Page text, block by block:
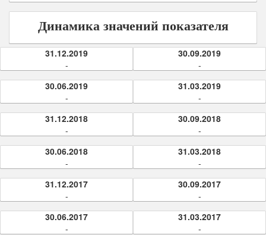
Динамика значений показателя
31.12.2019
-
30.09.2019
-
30.06.2019
-
31.03.2019
-
31.12.2018
-
30.09.2018
-
30.06.2018
-
31.03.2018
-
31.12.2017
-
30.09.2017
-
30.06.2017
-
31.03.2017
-